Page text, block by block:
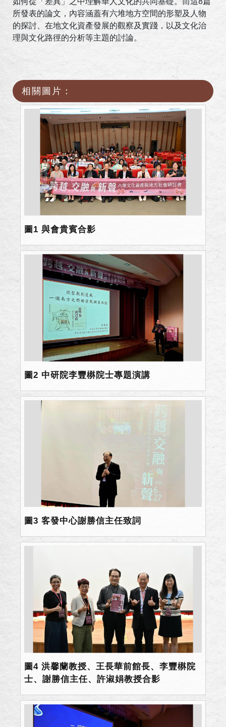
所發表的論文，內容涵蓋有六堆地方空間的形塑及人物
的探討、在地文化資產發展的觀察及實踐，以及文化治
理與文化路徑的分析等主題的討論。
相關圖片：
圖1 與會貴賓合影
圖2 中研院李豐楙院士專題演講
圖3 客發中心謝勝信主任致詞
圖4 洪馨蘭教授、王長華前館長、李豐楙院
士、謝勝信主任、許淑娟教授合影